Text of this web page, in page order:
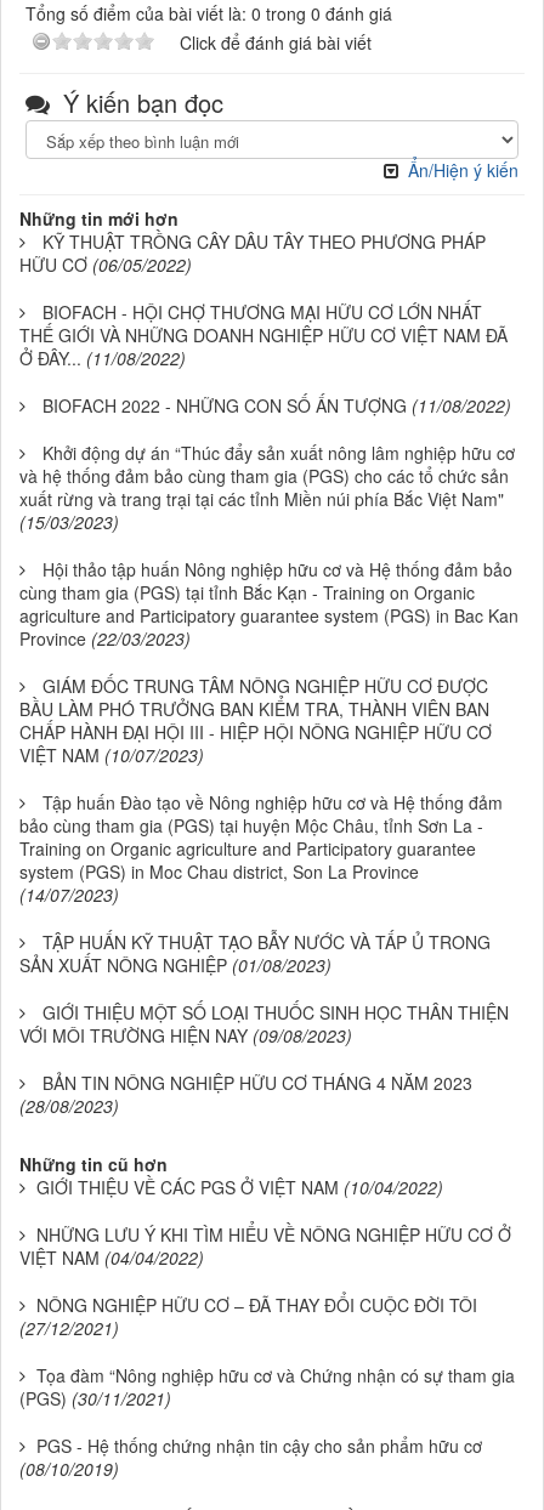
Tổng số điểm của bài viết là: 0 trong 0 đánh giá
Click để đánh giá bài viết
Ý kiến bạn đọc
Ẩn/Hiện ý kiến
Những tin mới hơn
KỸ THUẬT TRỒNG CÂY DÂU TÂY THEO PHƯƠNG PHÁP
HỮU CƠ (06/05/2022)
BIOFACH - HỘI CHỢ THƯƠNG MẠI HỮU CƠ LỚN NHẤT
THẾ GIỚI VÀ NHỮNG DOANH NGHIỆP HỮU CƠ VIỆT NAM ĐÃ
Ở ĐÂY... (11/08/2022)
BIOFACH 2022 - NHỮNG CON SỐ ẤN TƯỢNG (11/08/2022)
Khởi động dự án “Thúc đẩy sản xuất nông lâm nghiệp hữu cơ
và hệ thống đảm bảo cùng tham gia (PGS) cho các tổ chức sản
xuất rừng và trang trại tại các tỉnh Miền núi phía Bắc Việt Nam"
(15/03/2023)
Hội thảo tập huấn Nông nghiệp hữu cơ và Hệ thống đảm bảo
cùng tham gia (PGS) tại tỉnh Bắc Kạn - Training on Organic
agriculture and Participatory guarantee system (PGS) in Bac Kan
Province (22/03/2023)
GIÁM ĐỐC TRUNG TÂM NÔNG NGHIỆP HỮU CƠ ĐƯỢC
BẦU LÀM PHÓ TRƯỞNG BAN KIỂM TRA, THÀNH VIÊN BAN
CHẤP HÀNH ĐẠI HỘI III - HIỆP HỘI NÔNG NGHIỆP HỮU CƠ
VIỆT NAM (10/07/2023)
Tập huấn Đào tạo về Nông nghiệp hữu cơ và Hệ thống đảm
bảo cùng tham gia (PGS) tại huyện Mộc Châu, tỉnh Sơn La -
Training on Organic agriculture and Participatory guarantee
system (PGS) in Moc Chau district, Son La Province
(14/07/2023)
TẬP HUẤN KỸ THUẬT TẠO BẪY NƯỚC VÀ TẤP Ủ TRONG
SẢN XUẤT NÔNG NGHIỆP (01/08/2023)
GIỚI THIỆU MỘT SỐ LOẠI THUỐC SINH HỌC THÂN THIỆN
VỚI MÔI TRƯỜNG HIỆN NAY (09/08/2023)
BẢN TIN NÔNG NGHIỆP HỮU CƠ THÁNG 4 NĂM 2023
(28/08/2023)
Những tin cũ hơn
GIỚI THIỆU VỀ CÁC PGS Ở VIỆT NAM (10/04/2022)
NHỮNG LƯU Ý KHI TÌM HIỂU VỀ NÔNG NGHIỆP HỮU CƠ Ở
VIỆT NAM (04/04/2022)
NÔNG NGHIỆP HỮU CƠ – ĐÃ THAY ĐỔI CUỘC ĐỜI TÔI
(27/12/2021)
Tọa đàm “Nông nghiệp hữu cơ và Chứng nhận có sự tham gia
(PGS) (30/11/2021)
PGS - Hệ thống chứng nhận tin cậy cho sản phẩm hữu cơ
(08/10/2019)